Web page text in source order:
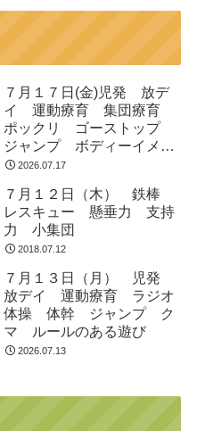
７月１７日(金)児発 放デ
イ 運動療育 集団療育
ポックリ ゴーストップ
ジャンプ ボディーイメー
ジ 2026.07.17
７月１２日（木） 鉄棒
レスキュー 懸垂力 支持
力 小集団
2018.07.12
７月１３日（月） 児発
放デイ 運動療育 ラジオ
体操 体幹 ジャンプ ク
マ ルールのある遊び
2026.07.13